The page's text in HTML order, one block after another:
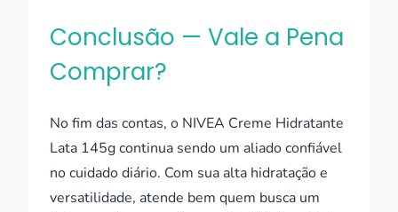
Conclusão — Vale a Pena
Comprar?
No fim das contas, o NIVEA Creme Hidratante
Lata 145g continua sendo um aliado confiável
no cuidado diário. Com sua alta hidratação e
versatilidade, atende bem quem busca um